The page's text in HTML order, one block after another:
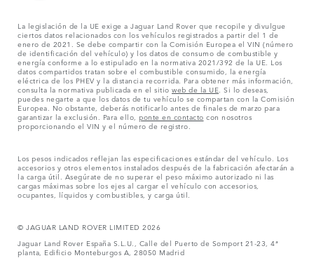
La legislación de la UE exige a Jaguar Land Rover que recopile y divulgue
ciertos datos relacionados con los vehículos registrados a partir del 1 de
enero de 2021. Se debe compartir con la Comisión Europea el VIN (número
de identificación del vehículo) y los datos de consumo de combustible y
energía conforme a lo estipulado en la normativa 2021/392 de la UE. Los
datos compartidos tratan sobre el combustible consumido, la energía
eléctrica de los PHEV y la distancia recorrida. Para obtener más información,
consulta la normativa publicada en el sitio web de la UE . Si lo deseas,
puedes negarte a que los datos de tu vehículo se compartan con la Comisión
Europea. No obstante, deberás notificarlo antes de finales de marzo para
garantizar la exclusión. Para ello, ponte en contacto con nosotros
proporcionando el VIN y el número de registro.
Los pesos indicados reflejan las especificaciones estándar del vehículo. Los
accesorios y otros elementos instalados después de la fabricación afectarán a
la carga útil. Asegúrate de no superar el peso máximo autorizado ni las
cargas máximas sobre los ejes al cargar el vehículo con accesorios,
ocupantes, líquidos y combustibles, y carga útil.
© JAGUAR LAND ROVER LIMITED 2026
Jaguar Land Rover España S.L.U., Calle del Puerto de Somport 21-23, 4ª
planta, Edificio Monteburgos A, 28050 Madrid